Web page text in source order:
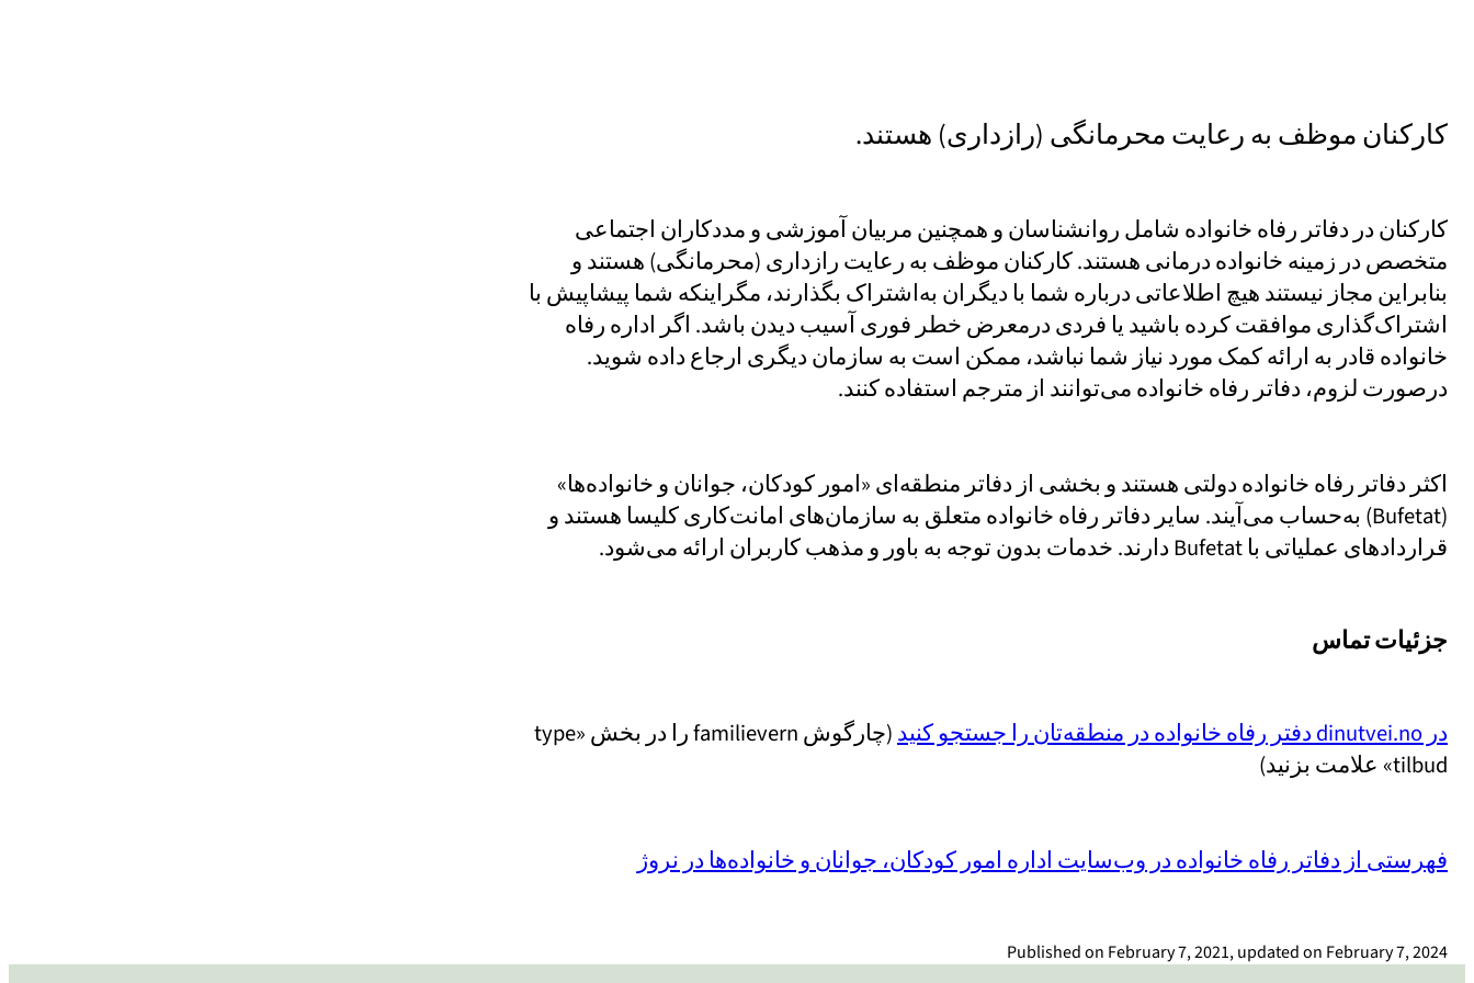
کارکنان موظف به رعایت محرمانگی (رازداری) هستند.
کارکنان در دفاتر رفاه خانواده شامل روانشناسان و همچنین مربیان آموزشی و مددکاران اجتماعی
متخصص در زمینه خانواده درمانی هستند. کارکنان موظف به رعایت رازداری (محرمانگی) هستند و
بنابراین مجاز نیستند هیچ اطلاعاتی درباره شما با دیگران به‌اشتراک بگذارند، مگراینکه شما پیشاپیش با
اشتراک‌گذاری موافقت کرده باشید یا فردی درمعرض خطر فوری آسیب دیدن باشد. اگر اداره رفاه
خانواده قادر به ارائه کمک مورد نیاز شما نباشد، ممکن است به سازمان دیگری ارجاع داده شوید.
درصورت لزوم، دفاتر رفاه خانواده می‌توانند از مترجم استفاده کنند.
اکثر دفاتر رفاه خانواده دولتی هستند و بخشی از دفاتر منطقه‌ای «امور کودکان، جوانان و خانواده‌ها»
(Bufetat) به‌حساب می‌آیند. سایر دفاتر رفاه خانواده متعلق به سازمان‌های امانت‌کاری کلیسا هستند و
قراردادهای عملیاتی با Bufetat دارند. خدمات بدون توجه به باور و مذهب کاربران ارائه می‌شود.
جزئیات تماس
در dinutvei.no دفتر رفاه خانواده در منطقه‌تان را جستجو کنید
(چارگوش familievern را در بخش «type
tilbud» علامت بزنید)
فهرستی از دفاتر رفاه خانواده در وب‌سایت اداره امور کودکان، جوانان و خانواده‌ها در نروژ
Published on February 7, 2021, updated on February 7, 2024